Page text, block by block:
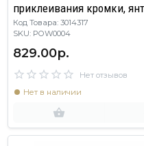
приклеивания кромки,
Код Товара: 3014317
SKU: POW0004
829.00р.
Нет отзывов
Нет в наличии